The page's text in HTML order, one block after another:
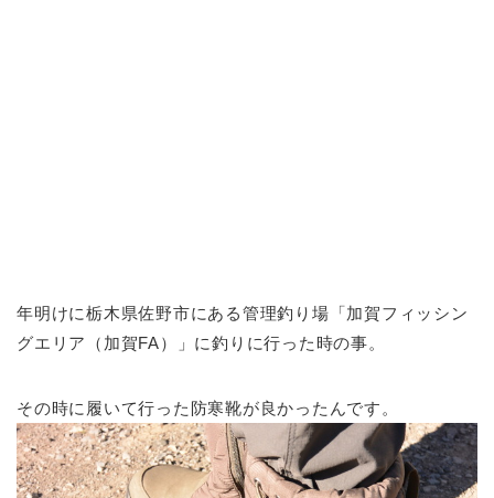
年明けに栃木県佐野市にある管理釣り場「加賀フィッシン
グエリア（加賀FA）」に釣りに行った時の事。
その時に履いて行った防寒靴が良かったんです。